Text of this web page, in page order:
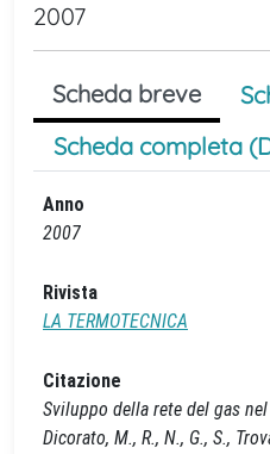
2007
Scheda breve
Scheda completa
Anno
2007
Rivista
LA TERMOTECNICA
Citazione
Sviluppo della rete del gas
Dicorato, M., R., N., G., S.,